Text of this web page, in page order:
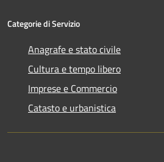
Categorie di Servizio
Anagrafe e stato civile
Cultura e tempo libero
Imprese e Commercio
Catasto e urbanistica